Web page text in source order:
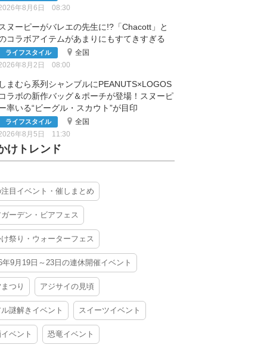
年8月6日 08:30
ヌーピーがバレエの先生に!?「Chacott」と
コラボアイテムがあまりにもすてきすぎる
ライフスタイル
全国
年8月2日 08:00
まむら系列シャンブルにPEANUTS×LOGOS
ラボの新作バッグ＆ポーチが登場！スヌーピ
率いる“ビーグル・スカウト”が目印
ライフスタイル
全国
年8月5日 11:30
けトレンド
目イベント・催しまとめ
ーデン・ビアフェス
祭り・ウォーターフェス
年9月19日～23日の連休開催イベント
つり アジサイの見頃
謎解きイベント スイーツイベント
ベント 恐竜イベント